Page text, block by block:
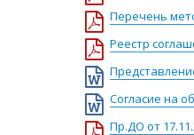
Перечень
Реестр
Согласие на
Пр.ДО от